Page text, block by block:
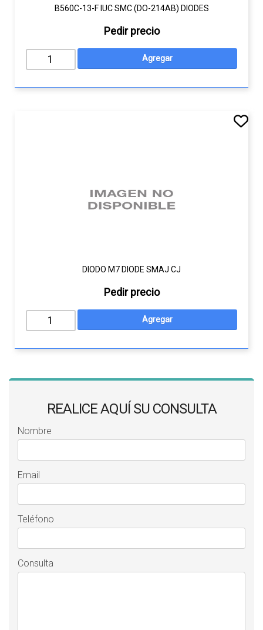
B560C-13-F IUC SMC (DO-214AB) DIODES
Pedir precio
DIODO M7 DIODE SMAJ CJ
Pedir precio
REALICE AQUÍ SU CONSULTA
Nombre
Email
Teléfono
Consulta